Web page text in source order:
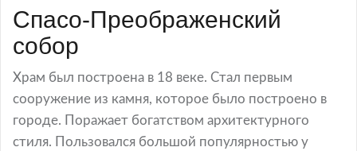
Спасо-Преображенский
собор
Храм был построена в 18 веке. Стал первым
сооружение из камня, которое было построено в
городе. Поражает богатством архитектурного
стиля. Пользовался большой популярностью у